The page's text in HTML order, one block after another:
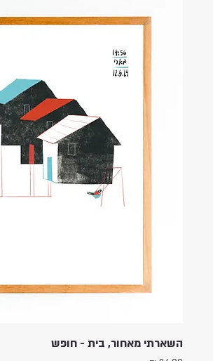
השארתי מאחור, בית - חופש